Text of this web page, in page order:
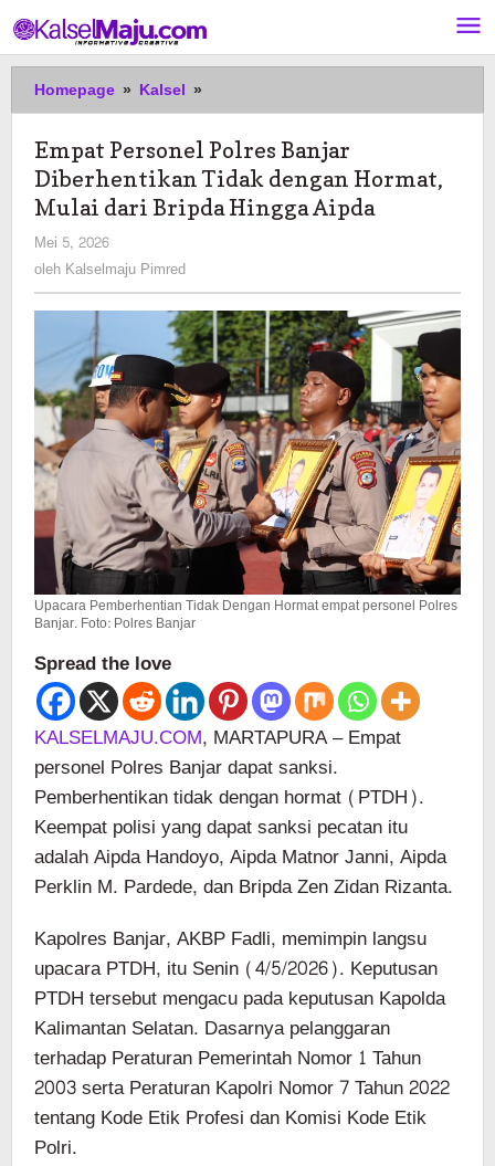
ke
konten
Homepage » Kalsel »
Personel
Polres
Banjar
Diberhentikan
Tidak
dari
Bripda
Hingga
Aipda
Empat Personel Polres Banjar
Diberhentikan Tidak dengan Hormat,
Mulai dari Bripda Hingga Aipda
Mei 5, 2026
Kalselmaju
Pimred
oleh Kalselmaju Pimred
Upacara Pemberhentian Tidak Dengan Hormat empat personel Polres
Banjar. Foto: Polres Banjar
Spread the love
KALSELMAJU.COM, MARTAPURA – Empat
personel Polres Banjar dapat sanksi.
Pemberhentikan tidak dengan hormat (PTDH).
Keempat polisi yang dapat sanksi pecatan itu
adalah Aipda Handoyo, Aipda Matnor Janni, Aipda
Perklin M. Pardede, dan Bripda Zen Zidan Rizanta.
Kapolres Banjar, AKBP Fadli, memimpin langsu
upacara PTDH, itu Senin (4/5/2026). Keputusan
PTDH tersebut mengacu pada keputusan Kapolda
Kalimantan Selatan. Dasarnya pelanggaran
terhadap Peraturan Pemerintah Nomor 1 Tahun
2003 serta Peraturan Kapolri Nomor 7 Tahun 2022
tentang Kode Etik Profesi dan Komisi Kode Etik
Polri.